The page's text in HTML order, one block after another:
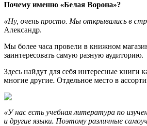
Почему именно «Белая Ворона»?
«Ну, очень просто. Мы открывались в
Александр.
Мы более часа провели в книжном
заинтересовать самую разную аудиторию.
Здесь найдут для себя интересные книги
многие другие. Отдельное место в
«У нас есть учебная литература по
и другие языки. Поэтому различные